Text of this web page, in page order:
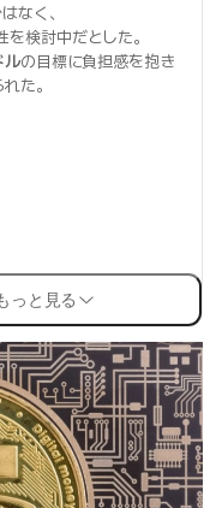
なく、
を検討中だとした。
ルの目標に負担感を抱き
た。
っと見る